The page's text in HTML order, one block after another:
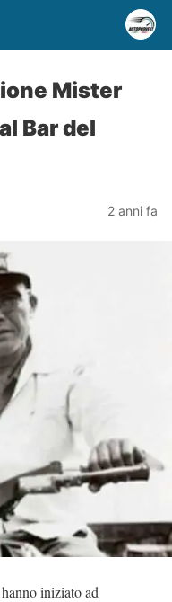
Mister
Bar del
2 anni fa
iniziato ad